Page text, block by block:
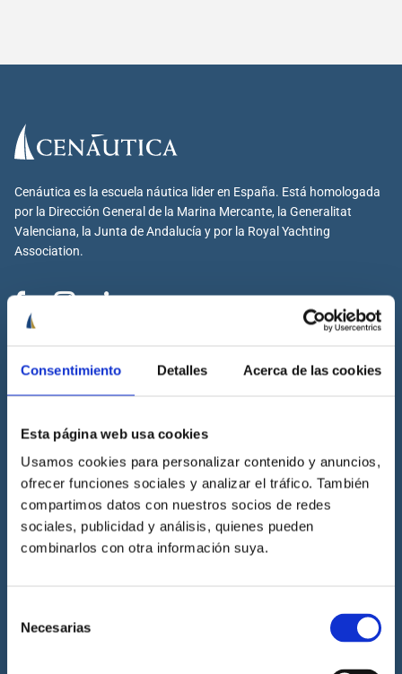
Consentimiento Detalles Acerca de las cookies
Esta página web usa cookies
Usamos cookies para personalizar contenido y anuncios,
ofrecer funciones sociales y analizar el tráfico. También
compartimos datos con nuestros socios de redes
sociales, publicidad y análisis, quienes pueden
combinarlos con otra información suya.
Necesarias
Cenáutica es la escuela náutica lider en España. Está homologada
por la Dirección General de la Marina Mercante, la Generalitat
Valenciana, la Junta de Andalucía y por la Royal Yachting
Association.
Escuela náutica
Contacta con Cenáutica
Historia de Cenáutica
Trabaja con Cenáutica
Sala de prensa
Preguntas frecuentes
Prácticas de titulaciones náuticas